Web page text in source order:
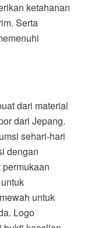
ketahanan
Serta
dari material
dari Jepang.
sehari-hari
dengan
untuk
Logo